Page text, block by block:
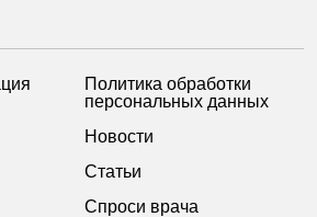
Политика обработки
персональных данных
Новости
Статьи
Спроси врача